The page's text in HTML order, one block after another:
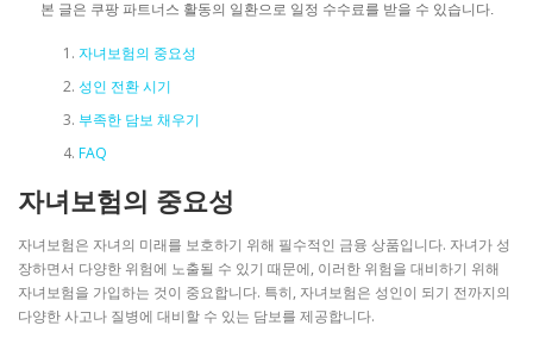
본 글은 쿠팡 파트너스 활동의 일환으로 일정 수수료를 받을 수 있습니다.
자녀보험의 중요성
성인 전환 시기
부족한 담보 채우기
FAQ
자녀보험의 중요성
자녀보험은 자녀의 미래를 보호하기 위해 필수적인 금융 상품입니다. 자녀가 성
장하면서 다양한 위험에 노출될 수 있기 때문에, 이러한 위험을 대비하기 위해
자녀보험을 가입하는 것이 중요합니다. 특히, 자녀보험은 성인이 되기 전까지의
다양한 사고나 질병에 대비할 수 있는 담보를 제공합니다.